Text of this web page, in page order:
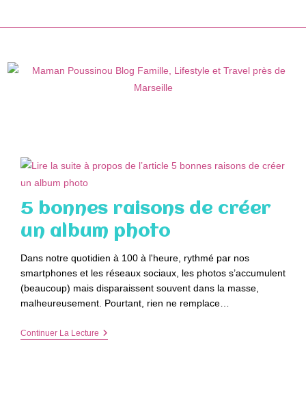
5 bonnes raisons de créer
un album photo
Dans notre quotidien à 100 à l'heure, rythmé par nos
smartphones et les réseaux sociaux, les photos s’accumulent
(beaucoup) mais disparaissent souvent dans la masse,
malheureusement. Pourtant, rien ne remplace…
Continuer La Lecture5